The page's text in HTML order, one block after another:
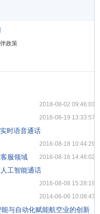
政策
2018-08-02 09:46:03
2016-08-19 13:33:57
时语音通话
2016-08-18 10:44:29
服领域 2016-08-16 14:46:02
工智能通话
2016-08-08 15:28:19
2014-06-06 10:08:43
与自动化赋能航空业的创新